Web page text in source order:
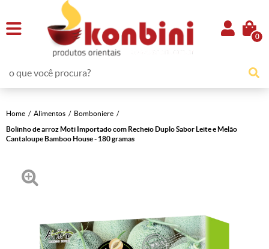
0
Home Alimentos
Bomboniere
Bolinho de arroz Moti Importado com Recheio Duplo Sabor Leite e Melão
Cantaloupe Bamboo House - 180 gramas